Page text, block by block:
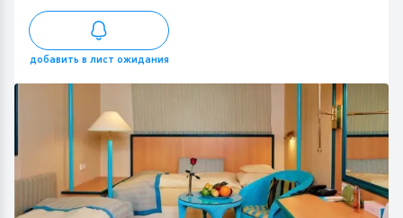
добавить в лист ожидания